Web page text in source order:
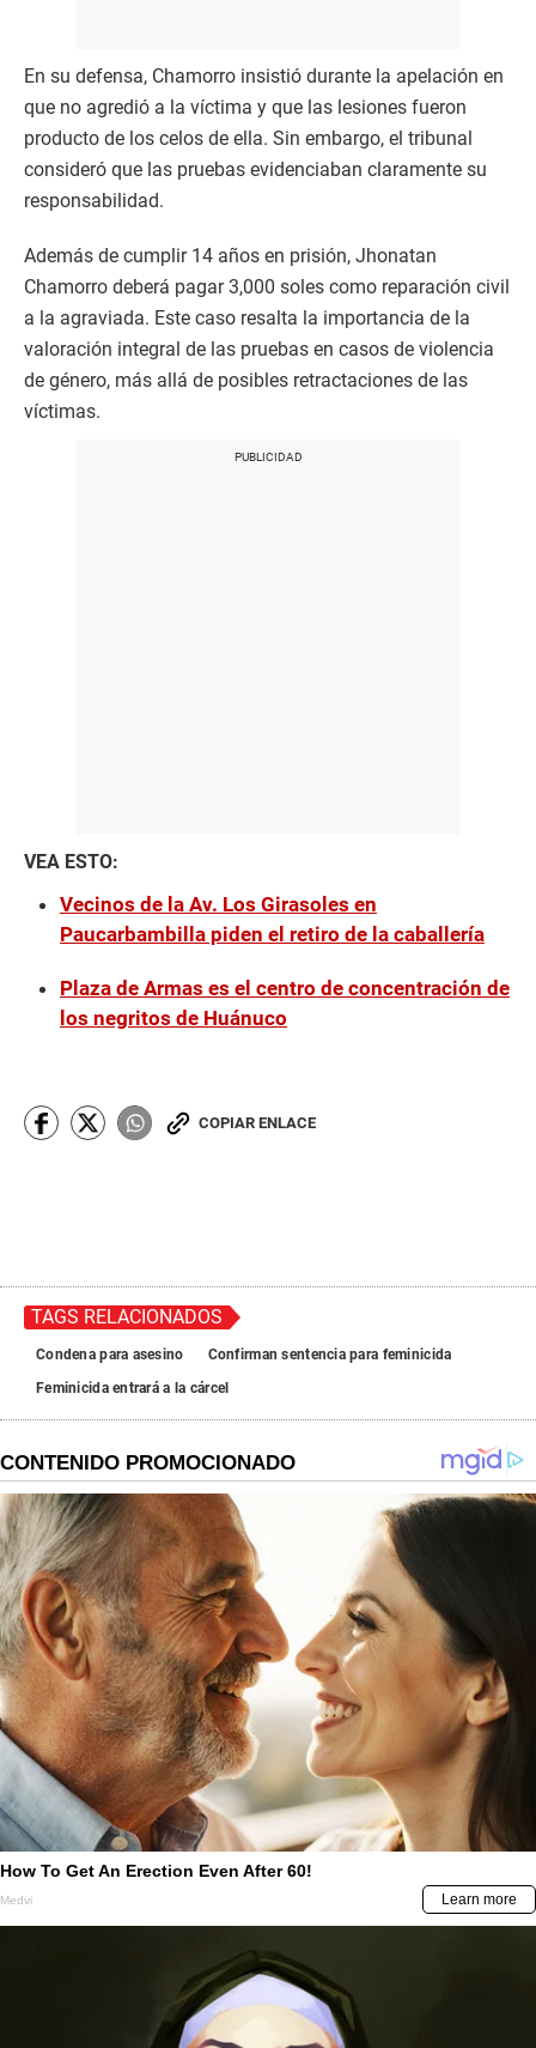
En su defensa, Chamorro insistió durante la apelación en
que no agredió a la víctima y que las lesiones fueron
producto de los celos de ella. Sin embargo, el tribunal
consideró que las pruebas evidenciaban claramente su
responsabilidad.
Además de cumplir 14 años en prisión, Jhonatan
Chamorro deberá pagar 3,000 soles como reparación civil
a la agraviada. Este caso resalta la importancia de la
valoración integral de las pruebas en casos de violencia
de género, más allá de posibles retractaciones de las
víctimas.
VEA ESTO:
Vecinos de la Av. Los Girasoles en
Paucarbambilla piden el retiro de la caballería
Plaza de Armas es el centro de concentración de
los negritos de Huánuco
COPIAR ENLACE
TAGS RELACIONADOS
Condena para asesino
Confirman sentencia para feminicida
Feminicida entrará a la cárcel